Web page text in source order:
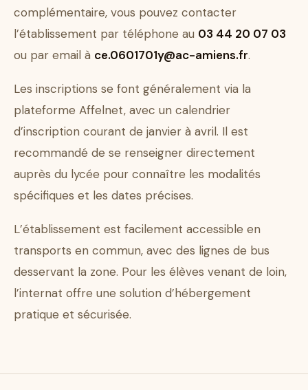
complémentaire, vous pouvez contacter
l’établissement par téléphone au 03 44 20 07 03
ou par email à ce.0601701y@ac-amiens.fr.
Les inscriptions se font généralement via la
plateforme Affelnet, avec un calendrier
d’inscription courant de janvier à avril. Il est
recommandé de se renseigner directement
auprès du lycée pour connaître les modalités
spécifiques et les dates précises.
L’établissement est facilement accessible en
transports en commun, avec des lignes de bus
desservant la zone. Pour les élèves venant de loin,
l’internat offre une solution d’hébergement
pratique et sécurisée.